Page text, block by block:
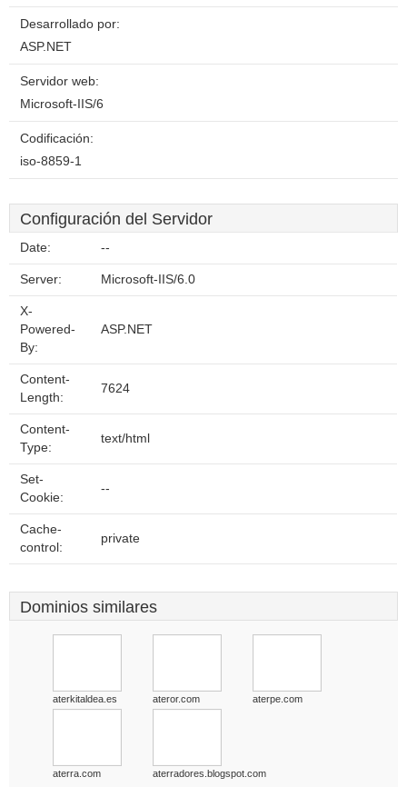
Desarrollado por:
ASP.NET
Servidor web:
Microsoft-IIS/6
Codificación:
iso-8859-1
Configuración del Servidor
Date: --
Server: Microsoft-IIS/6.0
X-
Powered-
By:
ASP.NET
Content-
Length:
7624
Content-
Type:
text/html
Set-
Cookie:
--
Cache-
control:
private
Dominios similares
aterkitaldea.es ateror.com aterpe.com
aterra.com aterradores.blogspot.com